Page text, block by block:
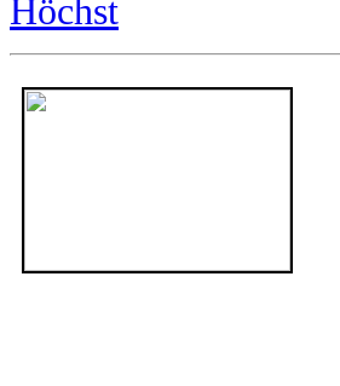
Höchst